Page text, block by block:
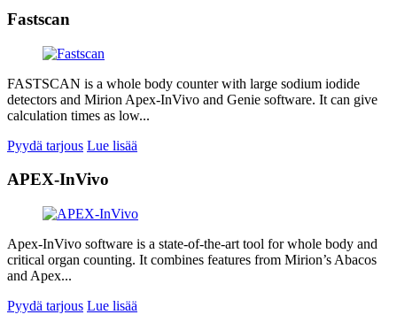
Fastscan
FASTSCAN is a whole body counter with large sodium iodide
detectors and Mirion Apex-InVivo and Genie software. It can give
calculation times as low...
Pyydä tarjous Lue lisää
APEX-InVivo
Apex-InVivo software is a state-of-the-art tool for whole body and
critical organ counting. It combines features from Mirion’s Abacos
and Apex...
Pyydä tarjous Lue lisää